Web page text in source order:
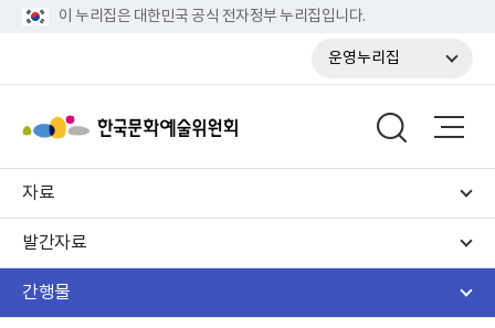
이 누리집은 대한민국 공식 전자정부 누리집입니다.
운영누리집
자료
발간자료
간행물